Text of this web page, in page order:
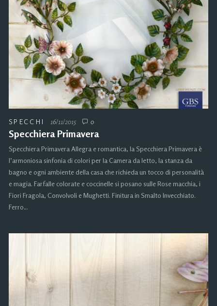
SPECCHI 16/11/2015 0
Specchiera Primavera
Specchiera Primavera Allegra e romantica, la Specchiera Primavera è
l’armoniosa sinfonia di colori per la Camera da letto, la stanza da
bagno e ogni ambiente della casa che richieda un tocco di personalità
e magia. Farfalle colorate e coccinelle si posano sulle Rose macchia, i
Fiori Fragola, Convolvoli e Mughetti. Finitura in Smalto Invecchiato.
Ferro…